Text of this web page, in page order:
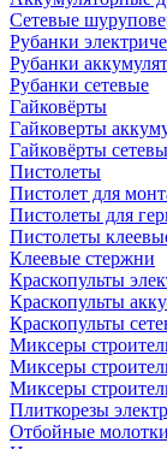
Сетевые
Рубанки
Рубанки
Рубанки сетевые
Гайковёрты
Гайковерты
Гайковёрты
Пистолеты
Пистолет для
Пистолеты для
Пистолеты
Клеевые стержни
Краскопульты
Краскопульты
Краскопульты
Миксеры
Миксеры
Миксеры
Плиткорезы
Отбойные молотки